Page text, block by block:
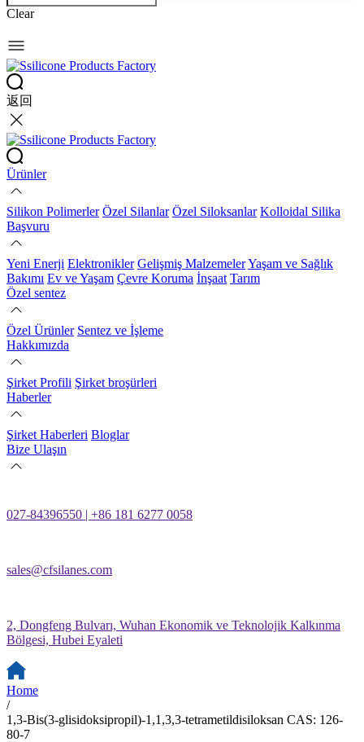
Clear
返回
Ürünler
Silikon Polimerler Özel Silanlar Özel Siloksanlar Kolloidal Silika
Başvuru
Yeni Enerji Elektronikler Gelişmiş MalzemelerYaşam ve Sağlık
Bakımı Ev ve Yaşam Çevre Koruma İnşaat Tarım
Özel sentez
Özel Ürünler Sentez ve İşleme
Hakkımızda
Şirket Profili Şirket broşürleri
Haberler
Şirket Haberleri Bloglar
Bize Ulaşın
027-84396550 | +86 181 6277 0058
sales@cfsilanes.com
2, Dongfeng Bulvarı, Wuhan Ekonomik ve Teknolojik Kalkınma
Bölgesi, Hubei Eyaleti
Home
/
1,3-Bis(3-glisidoksipropil)-1,1,3,3-tetrametildisiloksan CAS: 126-
80-7